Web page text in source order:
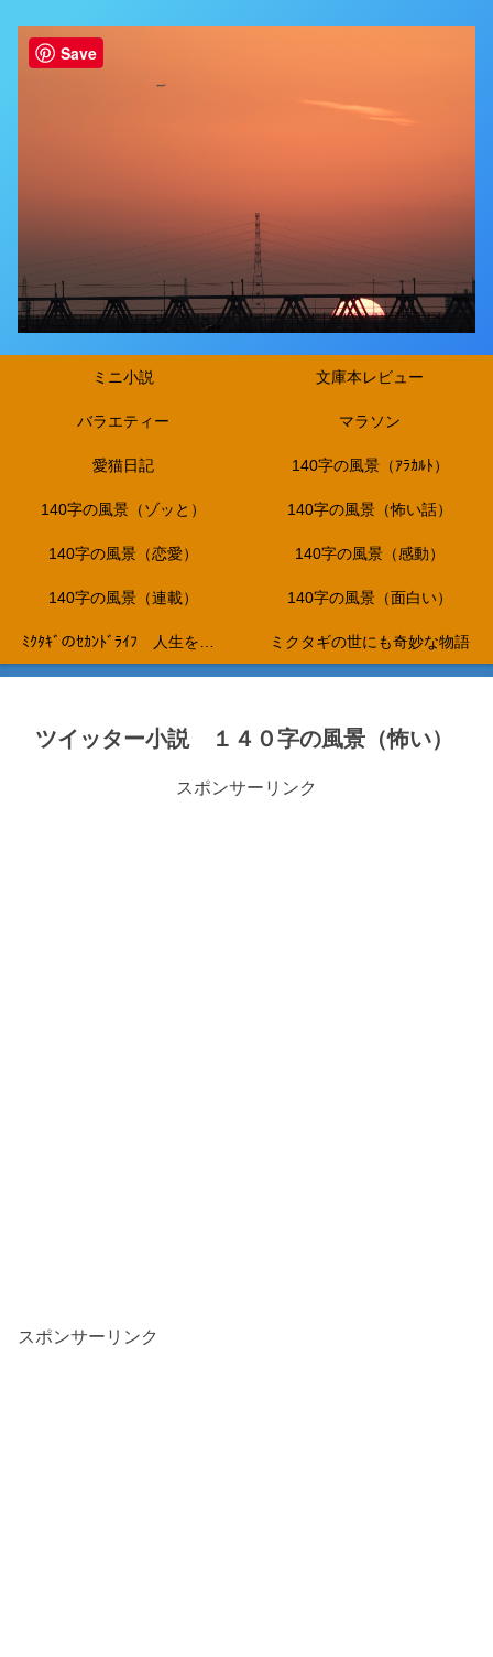
ミニ小説 文庫本レビュー
バラエティー マラソン
愛猫日記 140字の風景（ｱﾗｶﾙﾄ）
140字の風景（ゾッと） 140字の風景（怖い話）
140字の風景（恋愛） 140字の風景（感動）
140字の風景（連載） 140字の風景（面白い）
ミクタギの世にも奇妙な物語
ツイッター小説 １４０字の風景（怖い）
スポンサーリンク
スポンサーリンク
Save